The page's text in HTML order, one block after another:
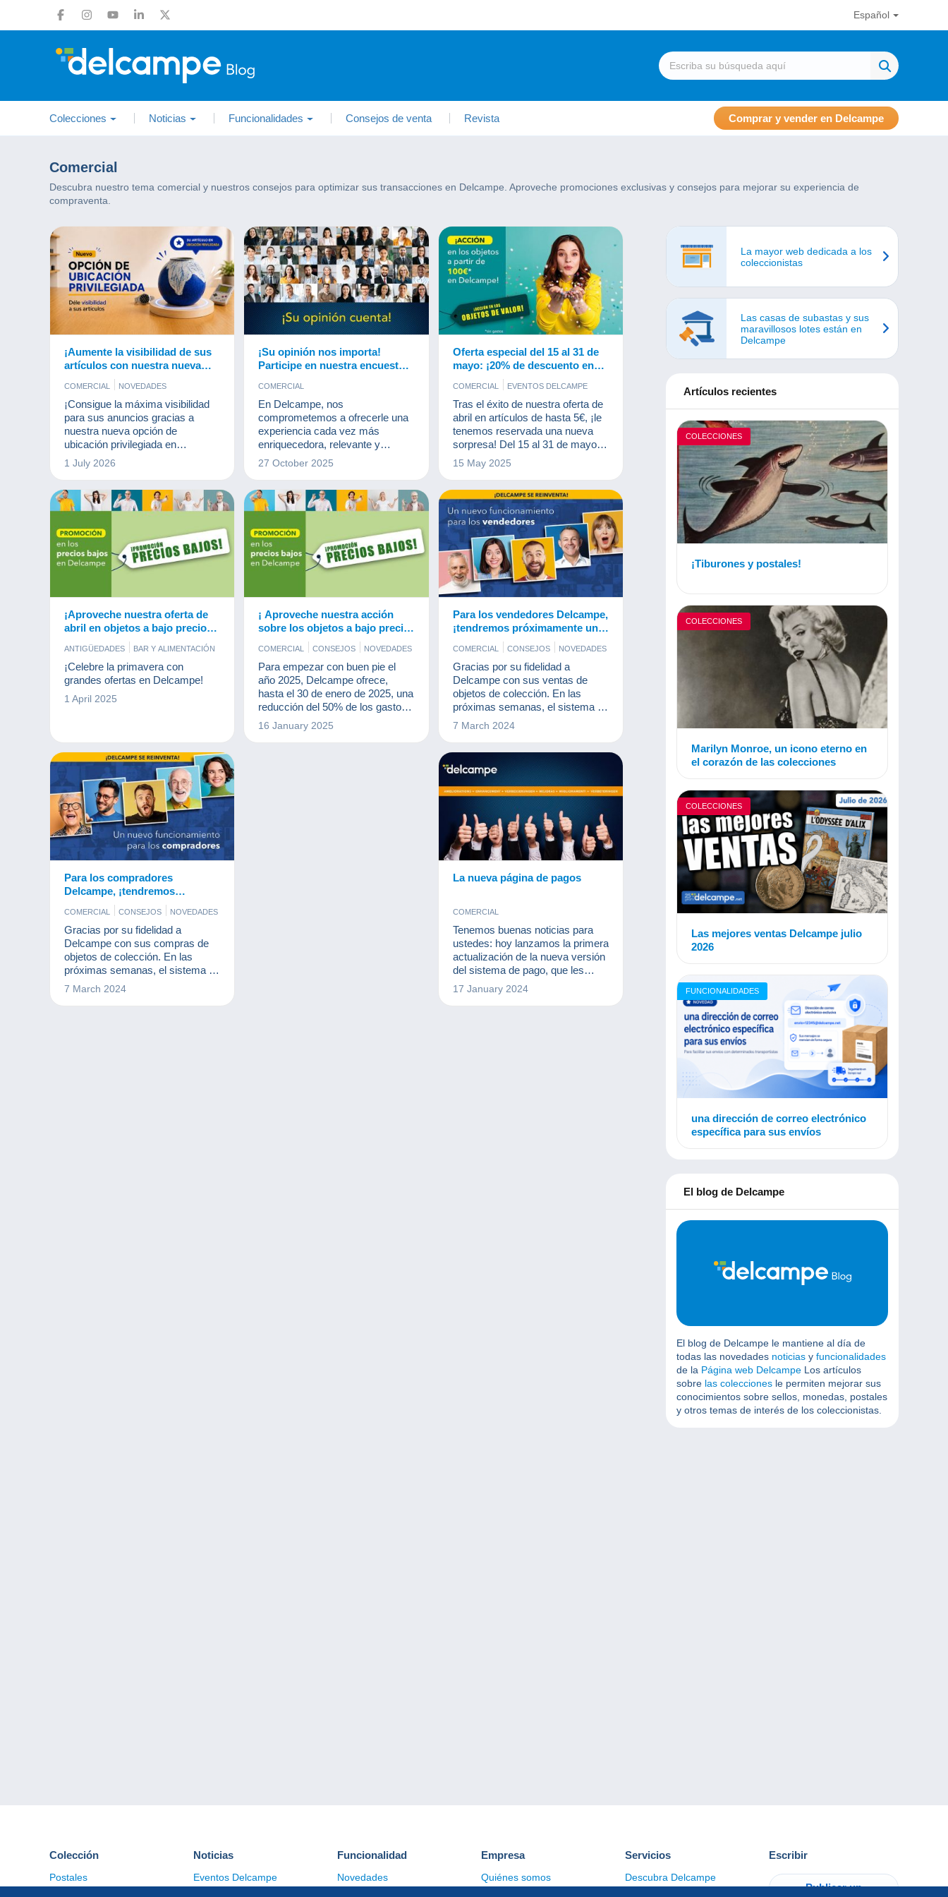
Español
Colecciones Noticias Funcionalidades Consejos de venta Revista Comprar y vender en Delcampe
Comercial
Descubra nuestro tema comercial y nuestros consejos para optimizar sus transacciones en Delcampe. Aproveche promociones exclusivas y consejos para mejorar su experiencia de
compraventa.
¡Aumente la visibilidad de sus
artículos con nuestra nueva
opción de ubicación
privilegiada!
COMERCIAL NOVEDADES
¡Consigue la máxima visibilidad
para sus anuncios gracias a
nuestra nueva opción de
ubicación privilegiada en
Delcampe!
1 July 2026
¡Su opinión nos importa!
Participe en nuestra encuesta
COMERCIAL
En Delcampe, nos
comprometemos a ofrecerle una
experiencia cada vez más
enriquecedora, relevante y
adaptada a sus expectativas.
27 October 2025
Oferta especial del 15 al 31 de
mayo: ¡20% de descuento en
los gastos de plataforma para
artículos a partir de 100€!
COMERCIAL EVENTOS DELCAMPE
Tras el éxito de nuestra oferta de
abril en artículos de hasta 5€, ¡le
tenemos reservada una nueva
sorpresa! Del 15 al 31 de mayo,
benefíciese de un 20% de
descuento en los gastos de
artículos a partir de 100€ (gastos
excluidos).
15 May 2025
¡Aproveche nuestra oferta de
abril en objetos a bajo precio
en Delcampe!
ANTIGÜEDADES
BAR Y ALIMENTACIÓN
COMERCIAL
CÓMICS
DOCUMENTOS ANTIGUOS
MONEDAS & BILLETES
¡Celebre la primavera con
grandes ofertas en Delcampe!
1 April 2025
¡ Aproveche nuestra acción
sobre los objetos a bajo precio
en Delcampe !
COMERCIAL CONSEJOS NOVEDADES
Para empezar con buen pie el
año 2025, Delcampe ofrece,
hasta el 30 de enero de 2025, una
reducción del 50% de los gastos
fijos de plataforma para todos los
objetos de colección de menos
16 January 2025
Para los vendedores Delcampe,
¡tendremos próximamente un
nuevo sistema!
COMERCIAL CONSEJOS NOVEDADES
Gracias por su fidelidad a
Delcampe con sus ventas de
objetos de colección. En las
próximas semanas, el sistema de
gastos de Delcampe cambiará.
7 March 2024
Para los compradores
Delcampe, ¡tendremos
próximamente un nuevo
sistema!
COMERCIAL CONSEJOS NOVEDADES
Gracias por su fidelidad a
Delcampe con sus compras de
objetos de colección. En las
próximas semanas, el sistema de
gastos de Delcampe cambiará.
7 March 2024
La nueva página de pagos
COMERCIAL
Tenemos buenas noticias para
ustedes: hoy lanzamos la primera
actualización de la nueva versión
del sistema de pago, que les
permitirá gestionar fácilmente sus
transacciones en nuestra página
17 January 2024
La mayor web dedicada a los
coleccionistas
Las casas de subastas y sus
maravillosos lotes están en
Delcampe
Artículos recientes
COLECCIONES
¡Tiburones y postales!
COLECCIONES
Marilyn Monroe, un icono eterno en
el corazón de las colecciones
COLECCIONES
Las mejores ventas Delcampe julio
2026
FUNCIONALIDADES
una dirección de correo electrónico
específica para sus envíos
El blog de Delcampe
El blog de Delcampe le mantiene al día de
todas las novedades noticias y funcionalidades
de la Página web Delcampe Los artículos
sobre las colecciones le permiten mejorar sus
conocimientos sobre sellos, monedas, postales
y otros temas de interés de los coleccionistas.
Colección
Postales
Noticias
Eventos Delcampe
Funcionalidad
Novedades
Empresa
Quiénes somos
Servicios
Descubra Delcampe
Escribir
Publicar un